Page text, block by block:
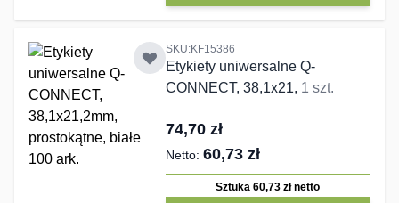
SKU:KF15386
Etykiety uniwersalne Q-
CONNECT, 38,1x21, 1 szt.
74,70 zł
60,73 zł
Sztuka 60,73 złnetto